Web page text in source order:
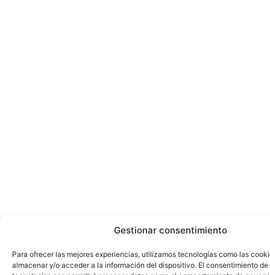
Gestionar consentimiento
Para ofrecer las mejores experiencias, utilizamos tecnologías como las
almacenar y/o acceder a la información del dispositivo. El consentimiento de